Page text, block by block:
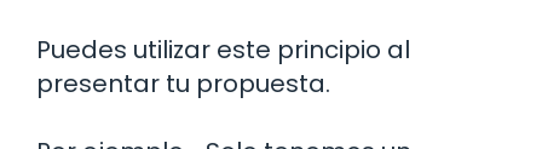
Puedes utilizar este principio al
presentar tu propuesta.